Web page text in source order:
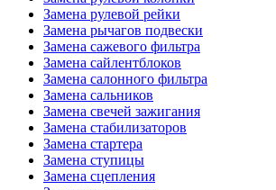
Замена рулевой рейки
Замена рычагов подвески
Замена сажевого фильтра
Замена сайлентблоков
Замена салонного фильтра
Замена сальников
Замена свечей зажигания
Замена стабилизаторов
Замена стартера
Замена ступицы
Замена сцепления